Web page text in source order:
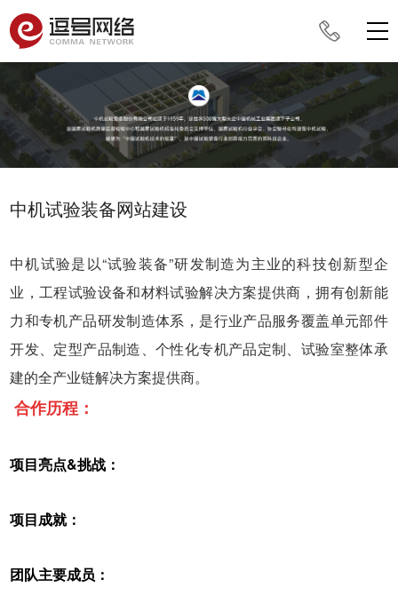
中机试验装备网站建设
中机试验是以“试验装备”研发制造为主业的科技创新型企
业，工程试验设备和材料试验解决方案提供商，拥有创新能
力和专机产品研发制造体系，是行业产品服务覆盖单元部件
开发、定型产品制造、个性化专机产品定制、试验室整体承
建的全产业链解决方案提供商。
合作历程：
项目亮点&挑战：
项目成就：
团队主要成员：